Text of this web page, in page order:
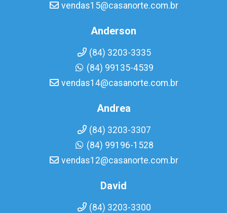
vendas15@casanorte.com.br
Anderson
(84) 3203-3335
(84) 99135-4539
vendas14@casanorte.com.br
Andrea
(84) 3203-3307
(84) 99196-1528
vendas12@casanorte.com.br
David
(84) 3203-3300